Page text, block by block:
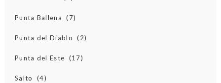
Punta Ballena (7)
Punta del Diablo (2)
Punta del Este (17)
Salto (4)